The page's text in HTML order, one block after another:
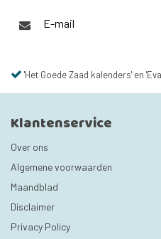
E-mail
'Het Goede Zaad kalenders' en
Klantenservice
Over ons
Algemene voorwaarden
Maandblad
Disclaimer
Privacy Policy